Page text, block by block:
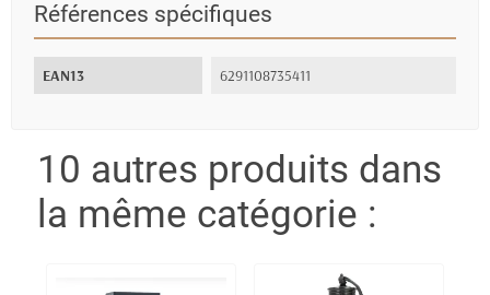
Références spécifiques
EAN13 6291108735411
10 autres produits dans
la même catégorie :